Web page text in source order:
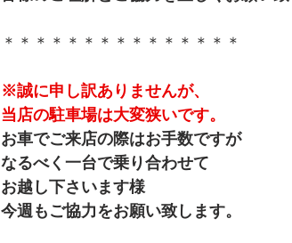
＊＊＊＊＊＊＊＊＊＊＊＊＊＊＊
※誠に申し訳ありませんが、
当店の駐車場は大変狭いです。
お車でご来店の際はお手数ですが
なるべく一台で乗り合わせて
お越し下さいます様
今週もご協力をお願い致します。